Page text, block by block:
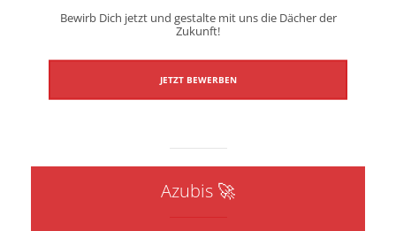
Bewirb Dich jetzt und gestalte mit uns die Dächer der
Zukunft!
JETZT BEWERBEN
Azubis 🚀